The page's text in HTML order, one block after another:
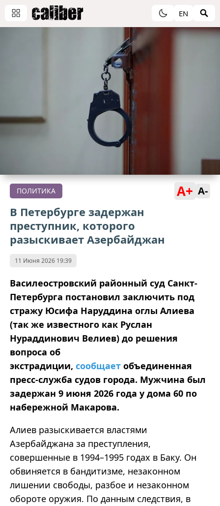
EN
ПОЛИТИКА A+ A-
В Петербурге задержан
преступник, которого
разыскивает Азербайджан
11 Июня 2026 19:39
Василеостровский районный суд Санкт-
Петербурга постановил заключить под
стражу Юсифа Наруддина оглы Алиева
(так же известного как Руслан
Нураддинович Велиев) до решения
вопроса об
экстрадиции, сообщает объединенная
пресс-служба судов города. Мужчина был
задержан 9 июня 2026 года у дома 60 по
набережной Макарова.
Алиев разыскивается властями
Азербайджана за преступления,
совершенные в 1994–1995 годах в Баку. Он
обвиняется в бандитизме, незаконном
лишении свободы, разбое и незаконном
обороте оружия. По данным следствия, в